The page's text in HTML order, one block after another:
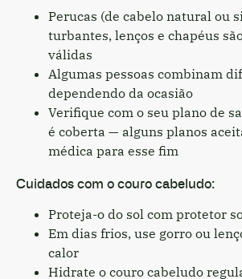
Perucas (de cabelo natural ou
turbantes, lenços e chapéus
válidas
Algumas pessoas combinam
dependendo da ocasião
Verifique com o seu plano de
é coberta — alguns planos
médica para esse fim
Cuidados com o couro cabeludo:
Proteja-o do sol com protetor
Em dias frios, use gorro ou
calor
Hidrate o couro cabeludo